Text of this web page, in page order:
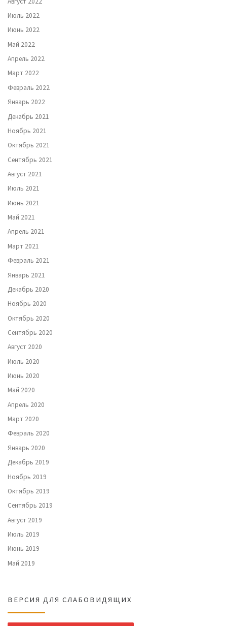
Июль 2022
Июнь 2022
Май 2022
Апрель 2022
Март 2022
Февраль 2022
Январь 2022
Декабрь 2021
Ноябрь 2021
Октябрь 2021
Сентябрь 2021
Август 2021
Июль 2021
Июнь 2021
Май 2021
Апрель 2021
Март 2021
Февраль 2021
Январь 2021
Декабрь 2020
Ноябрь 2020
Октябрь 2020
Сентябрь 2020
Август 2020
Июль 2020
Июнь 2020
Май 2020
Апрель 2020
Март 2020
Февраль 2020
Январь 2020
Декабрь 2019
Ноябрь 2019
Октябрь 2019
Сентябрь 2019
Август 2019
Июль 2019
Июнь 2019
Май 2019
ВЕРСИЯ ДЛЯ СЛАБОВИДЯЩИХ